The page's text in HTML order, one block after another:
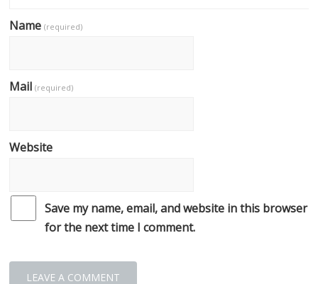
Name(required)
Mail(required)
Website
Save my name, email, and website in this browser
for the next time I comment.